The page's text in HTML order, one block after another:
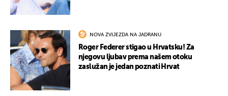
NOVA ZVIJEZDA NA JADRANU
Roger Federer stigao u Hrvatsku! Za
njegovu ljubav prema našem otoku
zaslužan je jedan poznati Hrvat